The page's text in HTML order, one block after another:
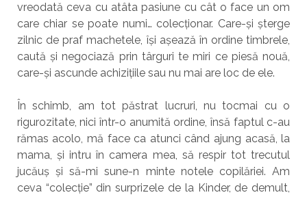
vreodată ceva cu atâta pasiune cu cât o face un om
care chiar se poate numi… colecționar. Care-și șterge
zilnic de praf machetele, își așează în ordine timbrele,
caută și negociază prin târguri te miri ce piesă nouă,
care-și ascunde achizițiile sau nu mai are loc de ele.
În schimb, am tot păstrat lucruri, nu tocmai cu o
rigurozitate, nici într-o anumită ordine, însă faptul c-au
rămas acolo, mă face ca atunci când ajung acasă, la
mama, și intru în camera mea, să respir tot trecutul
jucăuș și să-mi sune-n minte notele copilăriei. Am
ceva “colecție” din surprizele de la Kinder, de demult,